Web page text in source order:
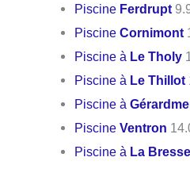
Piscine Ferdrupt
PiscineCornimont
Piscine à Le Tholy
Piscine à Le Thillot
Piscine à
PiscineVentron
Piscine à La Bresse